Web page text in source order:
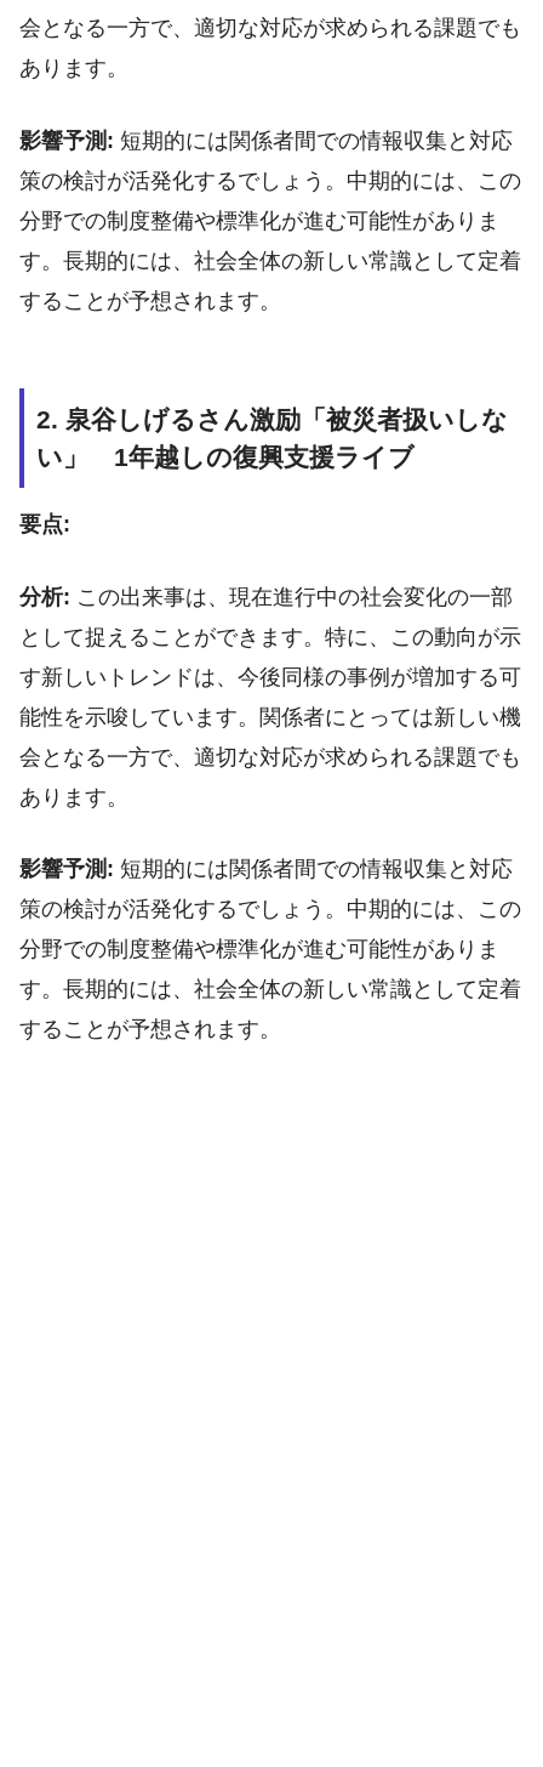
会となる一方で、適切な対応が求められる課題でも
あります。
影響予測: 短期的には関係者間での情報収集と対応
策の検討が活発化するでしょう。中期的には、この
分野での制度整備や標準化が進む可能性がありま
す。長期的には、社会全体の新しい常識として定着
することが予想されます。
2. 泉谷しげるさん激励「被災者扱いしな
い」 1年越しの復興支援ライブ
要点:
分析: この出来事は、現在進行中の社会変化の一部
として捉えることができます。特に、この動向が示
す新しいトレンドは、今後同様の事例が増加する可
能性を示唆しています。関係者にとっては新しい機
会となる一方で、適切な対応が求められる課題でも
あります。
影響予測: 短期的には関係者間での情報収集と対応
策の検討が活発化するでしょう。中期的には、この
分野での制度整備や標準化が進む可能性がありま
す。長期的には、社会全体の新しい常識として定着
することが予想されます。